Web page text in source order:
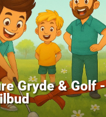
Gryde & Golf -